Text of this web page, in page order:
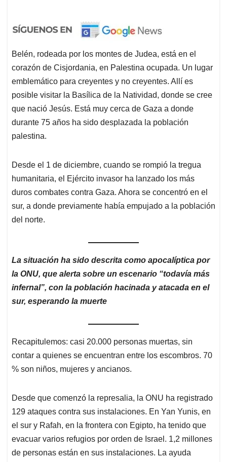
Belén, rodeada por los montes de Judea, está en el
corazón de Cisjordania, en Palestina ocupada. Un lugar
emblemático para creyentes y no creyentes. Allí es
posible visitar la Basílica de la Natividad, donde se cree
que nació Jesús. Está muy cerca de Gaza a donde
durante 75 años ha sido desplazada la población
palestina.
Desde el 1 de diciembre, cuando se rompió la tregua
humanitaria, el Ejército invasor ha lanzado los más
duros combates contra Gaza. Ahora se concentró en el
sur, a donde previamente había empujado a la población
del norte.
La situación ha sido descrita como apocalíptica por
la ONU, que alerta sobre un escenario “todavía más
infernal”, con la población hacinada y atacada en el
sur, esperando la muerte
Recapitulemos: casi 20.000 personas muertas, sin
contar a quienes se encuentran entre los escombros. 70
% son niños, mujeres y ancianos.
Desde que comenzó la represalia, la ONU ha registrado
129 ataques contra sus instalaciones. En Yan Yunis, en
el sur y Rafah, en la frontera con Egipto, ha tenido que
evacuar varios refugios por orden de Israel. 1,2 millones
de personas están en sus instalaciones. La ayuda